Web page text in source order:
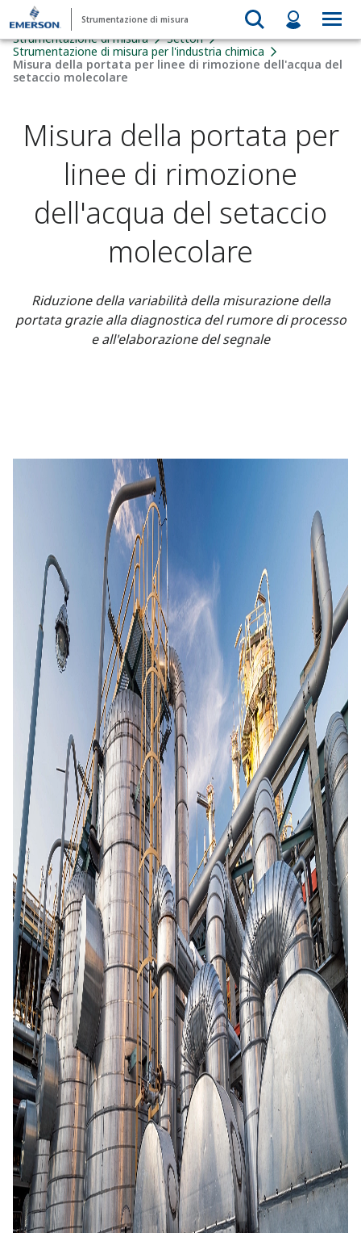
Strumentazione di misura
Strumentazione di misura
Settori
Strumentazione di misura per l'industria chimica
Misura della portata per linee di rimozione dell'acqua del
setaccio molecolare
Misura della portata per
linee di rimozione
dell'acqua del setaccio
molecolare
Riduzione della variabilità della misurazione della
portata grazie alla diagnostica del rumore di processo
e all'elaborazione del segnale